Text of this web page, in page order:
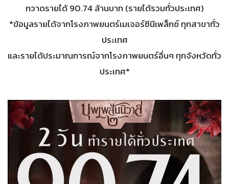
กวาดรายได้ 90.74 ล้านบาท (รายได้รวมทั่วประเทศ)
*ข้อมูลรายได้จากโรงภาพยนตร์เมเจอร์ซีนีเพล็กซ์ ทุกสาขาทั่ว
ประเทศ
และรายได้ประมาณการณ์จากโรงภาพยนตร์อื่นๆ ทุกจังหวัดทั่ว
ประเทศ*